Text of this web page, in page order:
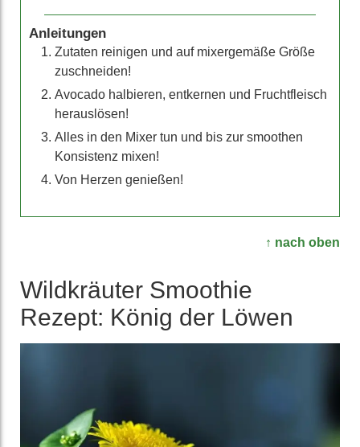
Anleitungen
Zutaten reinigen und auf mixergemäße Größe
zuschneiden!
Avocado halbieren, entkernen und Fruchtfleisch
herauslösen!
Alles in den Mixer tun und bis zur smoothen
Konsistenz mixen!
Von Herzen genießen!
↑ nach oben
Wild­kräuter Smoothie
Rezept: König der Löwen